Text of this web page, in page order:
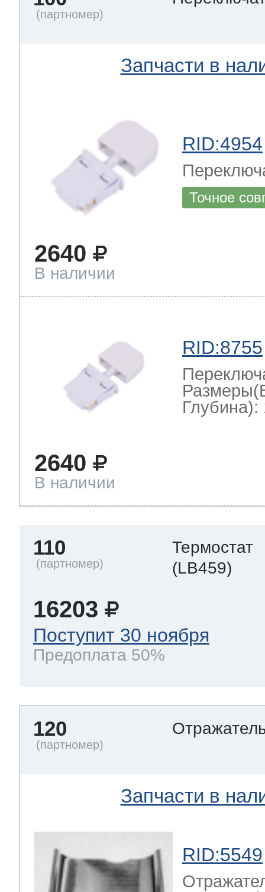
Запчасти в
RID:4954
Точное
2640
В наличии
RID:8755
Глубина):
2640
В наличии
110
Термостат
(LB459)
16203
Поступит 30 ноября
Предоплата 50%
120
Запчасти в
RID:5549